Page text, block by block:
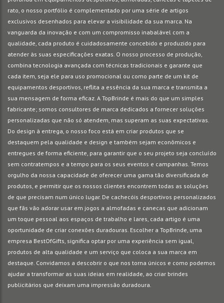
rato, o nosso portfólio é complementado por uma série de artigos
exclusivos desenhados para elevar a visibilidade da sua marca. Na
vanguarda da inovação e com um compromisso inabalável com a
qualidade, cada produto é cuidadosamente concebido e produzido para
atender às suas especificações exatas. O nosso processo de produção,
combina tecnologia avançada com técnicas tradicionais e garante que
cada item, seja ele para uso promocional ou como parte de um kit de
equipamentos desportivos, reflita a essência da sua marca e transmita a
sua mensagem de forma eficaz. A TopBrinde é mais do que um simples
fabricante; somos consultores de marca dedicados a fornecer soluções
personalizadas que não só atendem, mas superam as suas expectativas.
Do design à entrega, o nosso foco está em criar produtos que se
destaquem pela qualidade e design e também sejam econômicos e
entregues de forma eficiente, para garantir que o seu projeto seja concluído
sem contratempos e a tempo para os seus eventos e campanhas. Temos
orgulho da nossa capacidade de oferecer uma gama tão diversificada de
produtos, e permitir que os nossos clientes encontrem todas as soluções
de que precisam num único lugar. De cachecóis desportivos personalizados
que fãs vão adorar usar em jogos a almofadas e canecas que adicionam
um toque pessoal aos espaços de trabalho e lares, cada artigo é uma
oportunidade de criar conexões duradouras. Escolher a TopBrinde, uma
empresa BestOfGifts, significa optar por uma experiência sem igual,
produtos de alta qualidade e um serviço que coloca a sua marca em
destaque. Convidamos a descobrir o que nos torna únicos e como podemos
ajudar a transformar as suas ideias em realidade, ao criar brindes
publicitários que deixam uma impressão duradoura.